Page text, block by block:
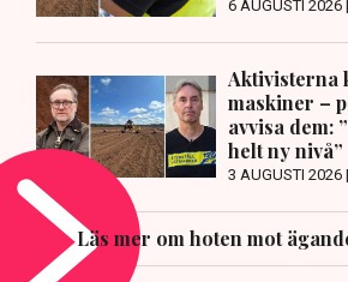
6 AUGUSTI 2026 |
Aktivisterna
maskiner –
avvisa dem:
helt ny nivå”
3 AUGUSTI 2026 |
Läs mer om hoten mot